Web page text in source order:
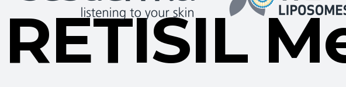
RETISIL